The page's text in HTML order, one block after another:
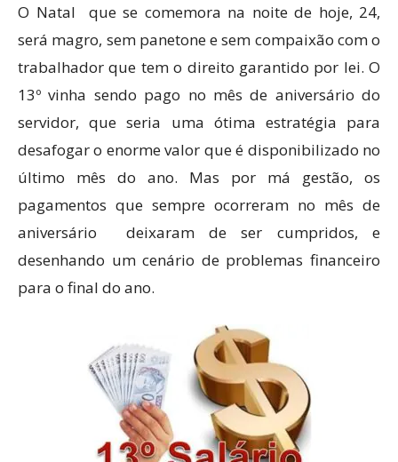
O Natal que se comemora na noite de hoje, 24,
será magro, sem panetone e sem compaixão com o
trabalhador que tem o direito garantido por lei. O
13º vinha sendo pago no mês de aniversário do
servidor, que seria uma ótima estratégia para
desafogar o enorme valor que é disponibilizado no
último mês do ano. Mas por má gestão, os
pagamentos que sempre ocorreram no mês de
aniversário deixaram de ser cumpridos, e
desenhando um cenário de problemas financeiro
para o final do ano.